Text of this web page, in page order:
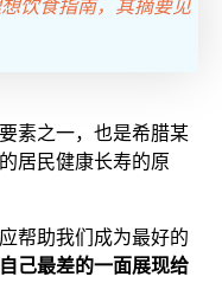
饮食指南，其摘要见
素之一，也是希腊某
居民健康长寿的原
帮助我们成为最好的
己最差的一面展现给